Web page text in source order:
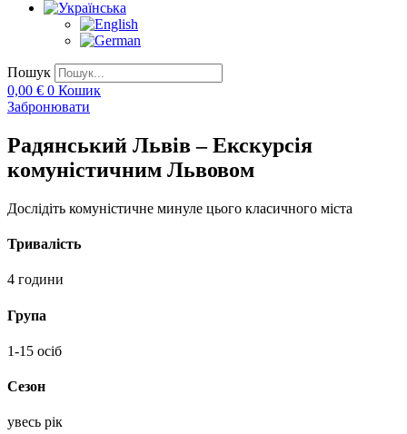
Пошук
0,00 € 0 Кошик
Забронювати
Радянський Львів – Екскурсія
комуністичним Львовом
Дослідіть комуністичне минуле цього класичного міста
Тривалість
4 години
Група
1-15 осіб
Сезон
увесь рік